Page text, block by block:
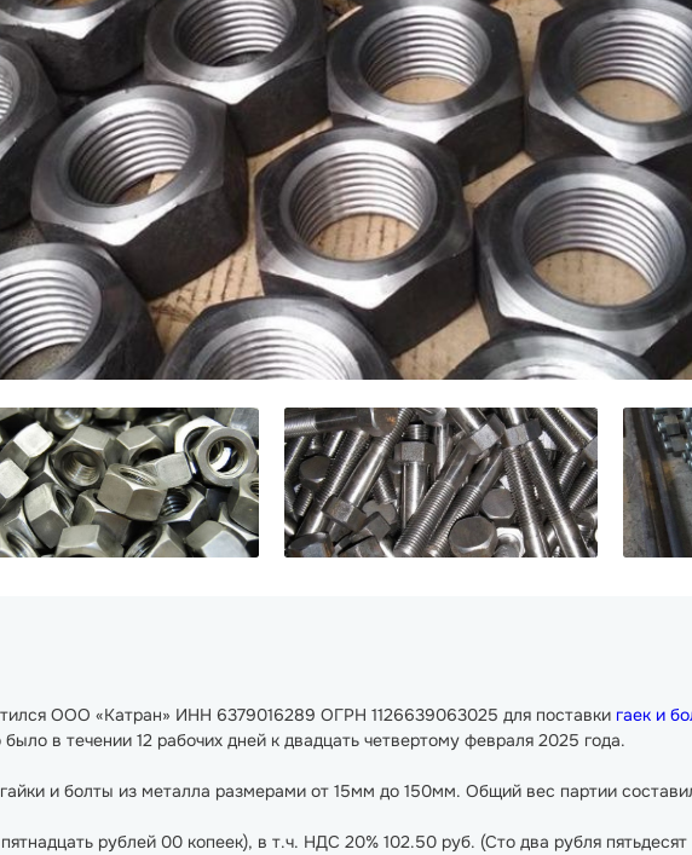
ООО «Катран» ИНН 6379016289 ОГРН 1126639063025 для поставки гаек и
в течении 12 рабочих дней к двадцать четвертому февраля 2025 года.
и болты из металла размерами от 15мм до 150мм. Общий вес партии
рублей 00 копеек), в т.ч. НДС 20% 102.50 руб. (Сто два рубля пятьдесят